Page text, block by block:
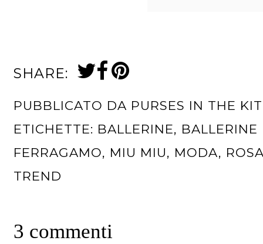
SHARE:
PUBBLICATO DA PURSES IN THE
ETICHETTE: BALLERINE,
FERRAGAMO, MIU MIU, MODA,
TREND
3 commenti